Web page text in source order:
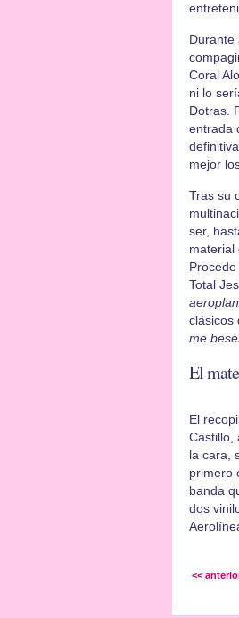
Durante
Coral
ni lo
Dotras.
entrada
mejor
Tras su
ser,
material
Total
clásicos
me
El
El
Castillo,
la cara,
primero
banda
dos
<<